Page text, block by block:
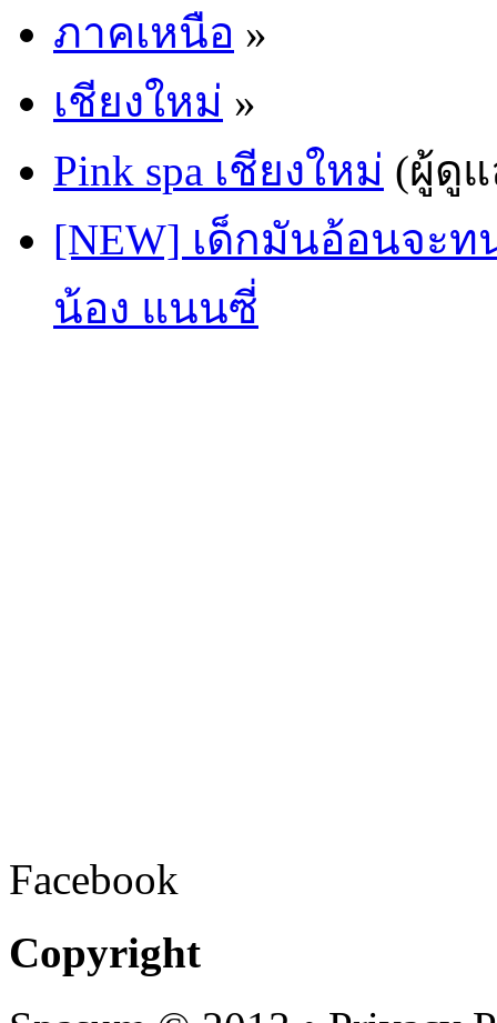
ภาคเหนือ »
เชียงใหม่ »
Pink spa เชียงใหม่ (ผู้ดู
[NEW] เด็กมันอ้อนจะท
น้อง แนนซี่
Facebook
Copyright